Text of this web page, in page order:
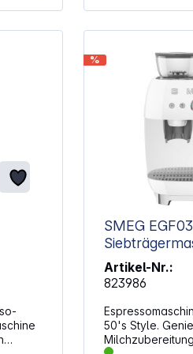
mit
ist
zu 6
%
SMEG
Artikel-Nr.:
823986
50's Style.